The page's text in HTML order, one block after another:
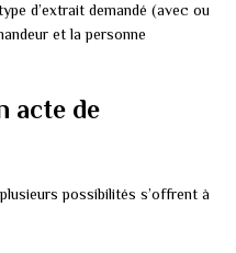
d’extrait demandé (avec ou
et la personne
acte de
possibilités s’offrent à